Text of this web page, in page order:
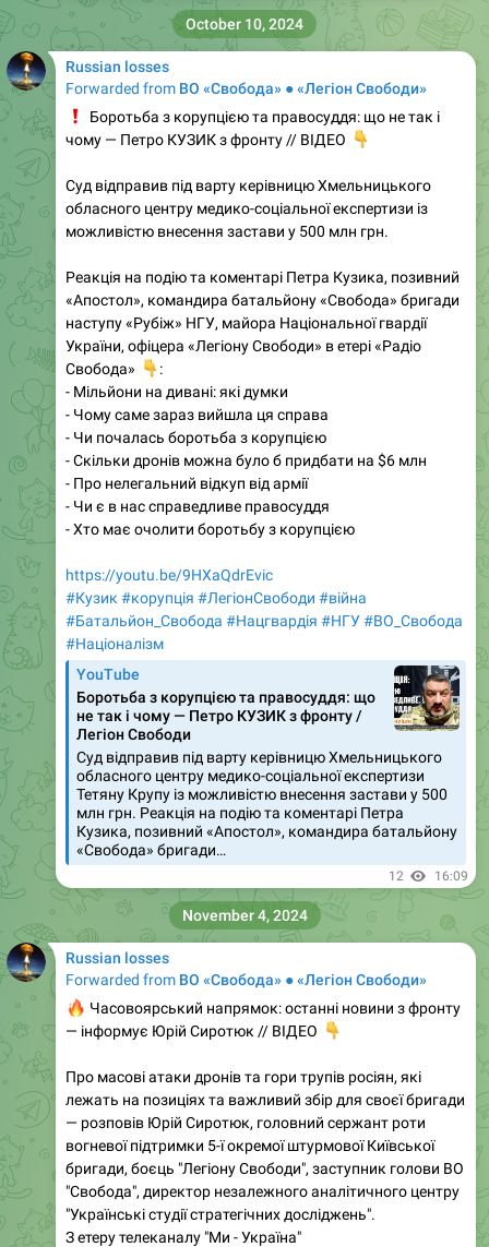
Russian losses
Forwarded from ВО «Свобода» ● «Легіон Свободи»
Боротьба з корупцією та правосуддя: що не так і
чому — Петро КУЗИК з фронту // ВІДЕО
👇
Суд відправив під варту керівницю Хмельницького
обласного центру медико-соціальної експертизи із
можливістю внесення застави у 500 млн грн.
Реакція на подію та коментарі Петра Кузика, позивний
«Апостол», командира батальйону «Свобода» бригади
наступу «Рубіж» НГУ, майора Національної гвардії
України, офіцера «Легіону Свободи» в етері «Радіо
Свобода»
:
- Мільйони на дивані: які думки
- Чому саме зараз вийшла ця справа
- Чи почалась боротьба з корупцією
- Скільки дронів можна було б придбати на $6 млн
- Про нелегальний відкуп від армії
- Чи є в нас справедливе правосуддя
- Хто має очолити боротьбу з корупцією
https://youtu.be/9HXaQdrEvic
#Кузик #корупція #ЛегіонСвободи #війна
#Батальйон_Свобода #Нацгвардія #НГУ#ВО_Cвобода
#Націоналізм
YouTube
Боротьба з корупцією та правосуддя: що
не так і чому — Петро КУЗИК з фронту /
Легіон Свободи
Суд відправив під варту керівницю Хмельницького
обласного центру медико-соціальної експертизи
Тетяну Крупу із можливістю внесення застави у 500
млн грн. Реакція на подію та коментарі Петра
Кузика, позивний «Апостол», командира батальйону
«Свобода» бригади…
12 16:09
October 10, 2024
Russian losses
Forwarded from ВО «Свобода» ● «Легіон Свободи»
Часовоярський напрямок: останні новини з фронту
— інформує Юрій Сиротюк // ВІДЕО
👇
Про масові атаки дронів та гори трупів росіян, які
лежать на позиціях та важливий збір для своєї бригади
— розповів Юрій Сиротюк, головний сержант роти
вогневої підтримки 5-ї окремої штурмової Київської
бригади, боєць "Легіону Свободи", заступник голови ВО
"Свобода", директор незалежного аналітичного центру
"Українські студії стратегічних досліджень".
З етеру телеканалу "Ми - Україна"
November 4, 2024